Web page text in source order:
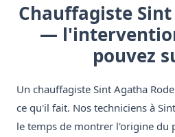
Chauffagiste
—
pouvez
Un chauffagiste Sint Agatha
ce qu'il fait. Nos techniciens à
le temps de montrer l'origine du